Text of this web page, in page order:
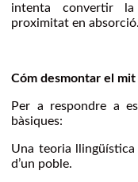
intenta convertir
proximitat en absorció.
Cóm desmontar el
Per a respondre a
bàsiques:
Una teoria
d’un poble.